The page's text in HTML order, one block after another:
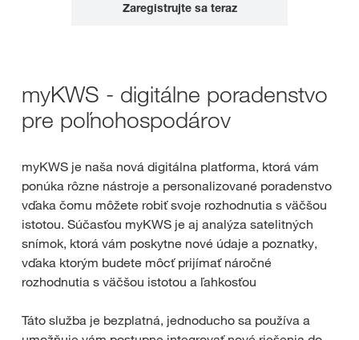
Zaregistrujte sa teraz
myKWS - digitálne poradenstvo
pre poľnohospodárov
myKWS je naša nová digitálna platforma, ktorá vám
ponúka rôzne nástroje a personalizované poradenstvo
vďaka čomu môžete robiť svoje rozhodnutia s väčšou
istotou. Súčasťou myKWS je aj analýza satelitných
snímok, ktorá vám poskytne nové údaje a poznatky,
vďaka ktorým budete môcť prijímať náročné
rozhodnutia s väčšou istotou a ľahkosťou
Táto služba je bezplatná, jednoducho sa používa a